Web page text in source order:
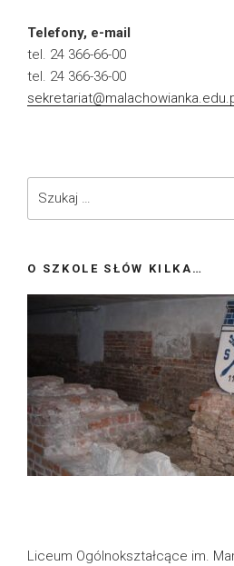
Telefony, e-mail
tel. 24 366-66-00
tel. 24 366-36-00
O SZKOLE SŁÓW KILKA…
Liceum Ogólnokształcące im.